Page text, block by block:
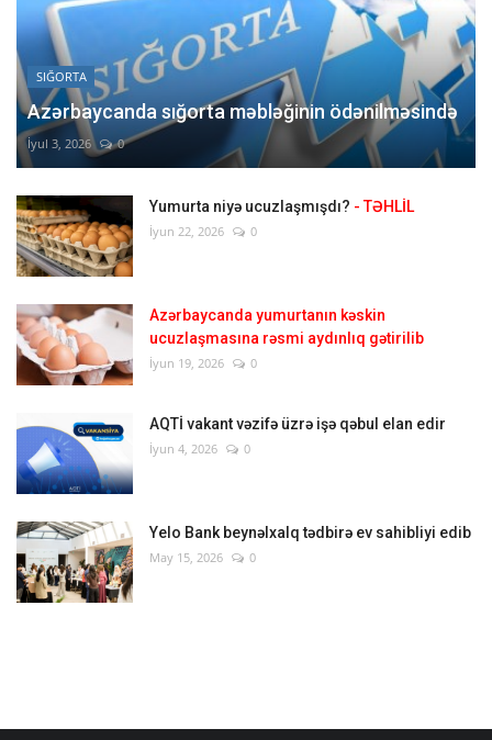
SIĞORTA
Azərbaycanda sığorta məbləğinin ödənilməsində
İyul 3, 2026 0
Yumurta niyə ucuzlaşmışdı? - TƏHLİL
İyun 22, 2026 0
Azərbaycanda yumurtanın kəskin
ucuzlaşmasına rəsmi aydınlıq gətirilib
İyun 19, 2026 0
AQTİ vakant vəzifə üzrə işə qəbul elan edir
İyun 4, 2026 0
Yelo Bank beynəlxalq tədbirə ev sahibliyi edib
May 15, 2026 0